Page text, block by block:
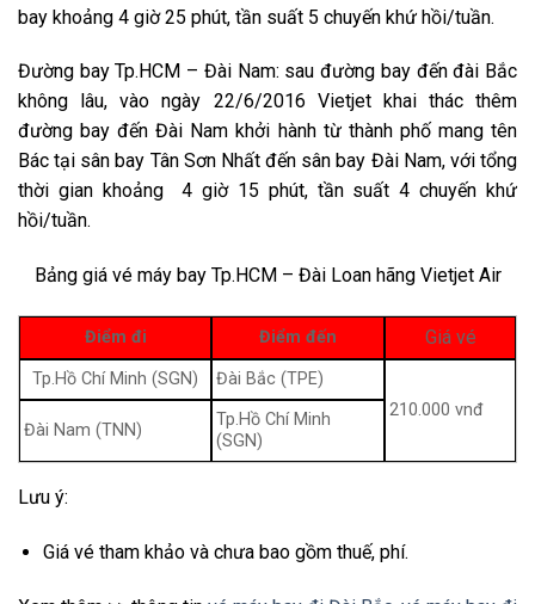
bay khoảng 4 giờ 25 phút, tần suất 5 chuyến khứ hồi/tuần.
Đường bay Tp.HCM – Đài Nam: sau đường bay đến đài Bắc
không lâu, vào ngày 22/6/2016 Vietjet khai thác thêm
đường bay đến Đài Nam khởi hành từ thành phố mang tên
Bác tại sân bay Tân Sơn Nhất đến sân bay Đài Nam, với tổng
thời gian khoảng 4 giờ 15 phút, tần suất 4 chuyến khứ
hồi/tuần.
Bảng giá vé máy bay Tp.HCM – Đài Loan hãng Vietjet Air
Điểm đi Điểm đến Giá vé
Tp.Hồ Chí Minh (SGN)
Đài Bắc (TPE)
210.000 vnđ
Đài Nam (TNN)
Tp.Hồ Chí Minh
(SGN)
Lưu ý:
Giá vé tham khảo và chưa bao gồm thuế, phí.